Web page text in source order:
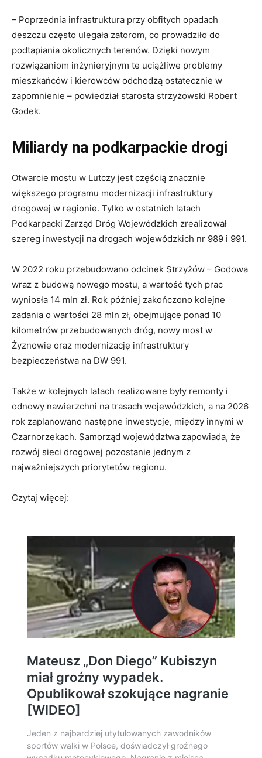
– Poprzednia infrastruktura przy obfitych opadach
deszczu często ulegała zatorom, co prowadziło do
podtapiania okolicznych terenów. Dzięki nowym
rozwiązaniom inżynieryjnym te uciążliwe problemy
mieszkańców i kierowców odchodzą ostatecznie w
zapomnienie – powiedział starosta strzyżowski Robert
Godek.
Miliardy na podkarpackie drogi
Otwarcie mostu w Lutczy jest częścią znacznie
większego programu modernizacji infrastruktury
drogowej w regionie. Tylko w ostatnich latach
Podkarpacki Zarząd Dróg Wojewódzkich zrealizował
szereg inwestycji na drogach wojewódzkich nr 989 i 991.
W 2022 roku przebudowano odcinek Strzyżów – Godowa
wraz z budową nowego mostu, a wartość tych prac
wyniosła 14 mln zł. Rok później zakończono kolejne
zadania o wartości 28 mln zł, obejmujące ponad 10
kilometrów przebudowanych dróg, nowy most w
Żyznowie oraz modernizację infrastruktury
bezpieczeństwa na DW 991.
Także w kolejnych latach realizowane były remonty i
odnowy nawierzchni na trasach wojewódzkich, a na 2026
rok zaplanowano następne inwestycje, między innymi w
Czarnorzekach. Samorząd województwa zapowiada, że
rozwój sieci drogowej pozostanie jednym z
najważniejszych priorytetów regionu.
Czytaj więcej: